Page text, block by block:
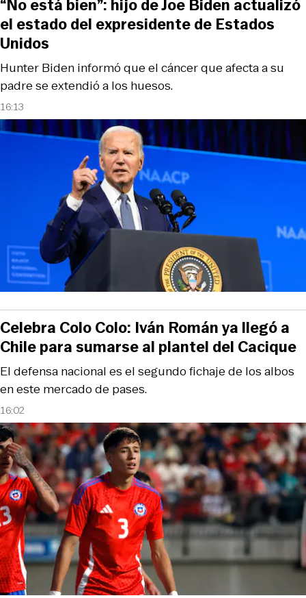
16:13
Hunter Biden informó que el cáncer que afecta a su
padre se extendió a los huesos.
“No está bien”: hijo de Joe Biden actualizó
el estado del expresidente de Estados
Unidos
16:02
El defensa nacional es el segundo fichaje de los albos
en este mercado de pases.
Celebra Colo Colo: Iván Román ya llegó a
Chile para sumarse al plantel del Cacique